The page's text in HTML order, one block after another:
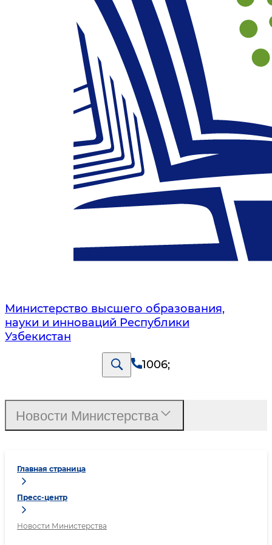
Министерство высшего образования,
науки и инноваций Республики
Узбекистан
1006;
Главная страница
Пресс-центр
Новости Министерства
Новости Министерства